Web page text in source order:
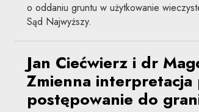
na newsletter
o oddaniu gruntu w użytkowanie
Sąd Najwyższy.
Jan Ciećwierz i dr
Zmienna interpretacja
postępowanie do